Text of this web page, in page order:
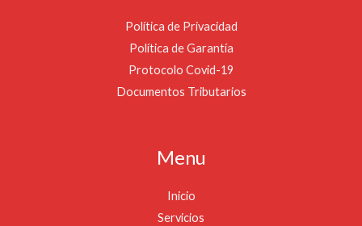
Política de Privacidad
Política de Garantía
Protocolo Covid-19
Documentos Tributarios
Menu
Inicio
Servicios